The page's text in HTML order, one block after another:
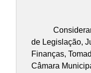
de Legislação,
Finanças,
Câmara